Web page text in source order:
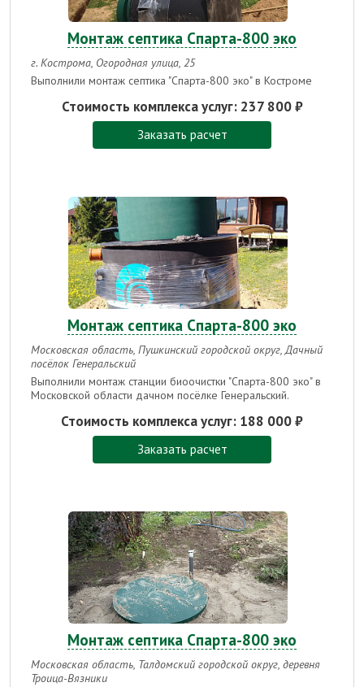
Монтаж септика Спарта-800 эко
г. Кострома, Огородная улица, 25
Выполнили монтаж септика "Спарта-800 эко" в Костроме
Стоимость комплекса услуг: 237 800 ₽
Заказать расчет
Монтаж септика Спарта-800 эко
Московская область, Пушкинский городской округ, Дачный
посёлок Генеральский
Выполнили монтаж станции биоочистки "Спарта-800 эко" в
Московской области дачном посёлке Генеральский.
Стоимость комплекса услуг: 188 000 ₽
Заказать расчет
Монтаж септика Спарта-800 эко
Московская область, Талдомский городской округ, деревня
Троица-Вязники